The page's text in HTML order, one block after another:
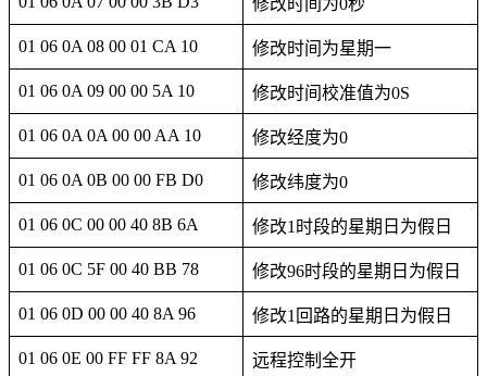
01 06 0A 08 00 01 CA 10 修改时间为星期一
01 06 0A 09 00 00 5A 10 修改时间校准值为0S
01 06 0A 0A 00 00 AA 10 修改经度为0
01 06 0A 0B 00 00 FB D0 修改纬度为0
01 06 0C 00 00 40 8B 6A 修改1时段的星期日为假日
01 06 0C 5F 00 40 BB 78 修改96时段的星期日为假日
01 06 0D 00 00 40 8A 96 修改1回路的星期日为假日
01 06 0E 00 FF FF 8A 92 远程控制全开